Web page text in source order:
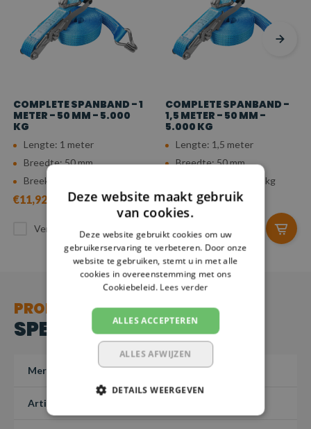
COMPLETE SPANBAND - 1
METER - 50 MM - 5.000
KG
Lengte: 1 meter
Breedte: 50 mm
Breeksterkte: 5.000 kg
€11,92
Vergelijk
COMPLETE SPANBAND -
1,5 METER - 50 MM -
5.000 KG
Lengte: 1,5 meter
Breedte: 50 mm
Breeksterkte: 5.000 kg
€12,34
Vergelijk
PRODUCT
SPECIFICATIES
Merk Safetyload
Artikelnummer
Deze website maakt gebruik
van cookies.
Deze website gebruikt cookies om uw
gebruikerservaring te verbeteren. Door onze
website te gebruiken, stemt u in met alle
cookies in overeenstemming met ons
Cookiebeleid. Lees verder
ALLES ACCEPTEREN
ALLES AFWIJZEN
DETAILS WEERGEVEN